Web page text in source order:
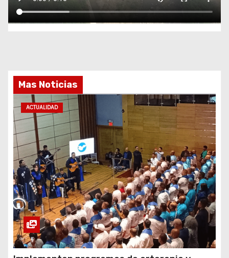
Mas Noticias
ACTUALIDAD